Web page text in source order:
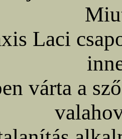
Laci
várta a